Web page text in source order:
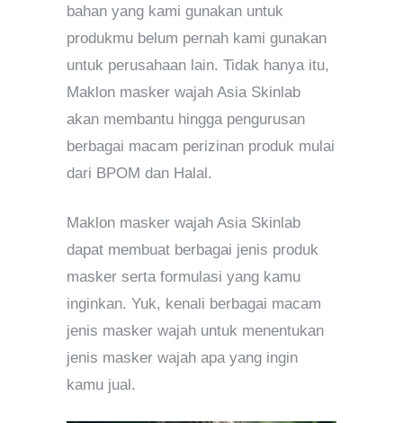
bahan yang kami gunakan untuk
produkmu belum pernah kami gunakan
untuk perusahaan lain. Tidak hanya itu,
Maklon masker wajah Asia Skinlab
akan membantu hingga pengurusan
berbagai macam perizinan produk mulai
dari BPOM dan Halal.
Maklon masker wajah Asia Skinlab
dapat membuat berbagai jenis produk
masker serta formulasi yang kamu
inginkan. Yuk, kenali berbagai macam
jenis masker wajah untuk menentukan
jenis masker wajah apa yang ingin
kamu jual.